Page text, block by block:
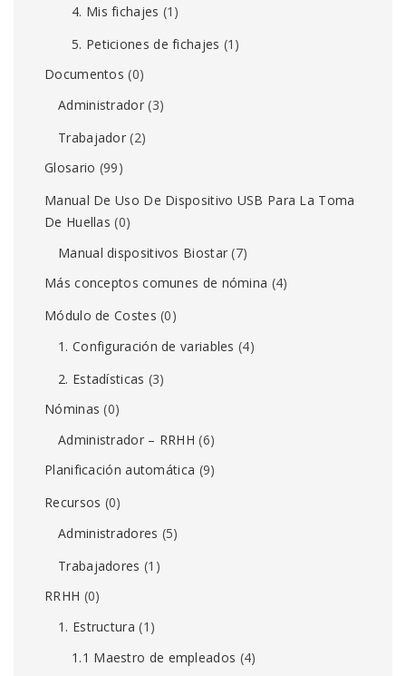
4. Mis fichajes (1)
5. Peticiones de fichajes (1)
Documentos (0)
Administrador(3)
Trabajador (2)
Glosario (99)
Manual De Uso De Dispositivo USB Para La Toma
De Huellas (0)
Manual dispositivos Biostar (7)
Más conceptos comunes de nómina (4)
Módulo de Costes (0)
1. Configuración de variables (4)
2. Estadísticas (3)
Nóminas (0)
Administrador – RRHH (6)
Planificación automática (9)
Recursos (0)
Administradores (5)
Trabajadores (1)
RRHH (0)
1. Estructura (1)
1.1 Maestro de empleados (4)